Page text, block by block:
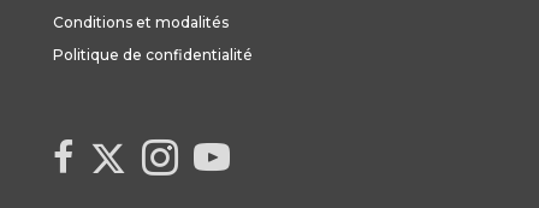
Conditions et modalités
Politique de confidentialité
link to Century 21 Canada's facebook page
Link to Century 21 Canada's Twitter page
Link to Century 21 Canada's Instagram page
link to Century 21 Canada's YouTube page